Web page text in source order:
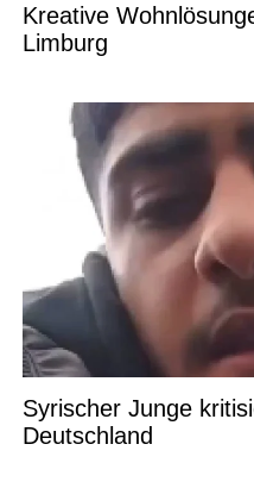
Kreative
Limburg
Syrischer Junge
Deutschland